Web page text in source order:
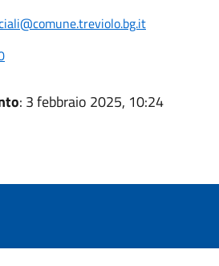
: 3 febbraio 2025, 10:24